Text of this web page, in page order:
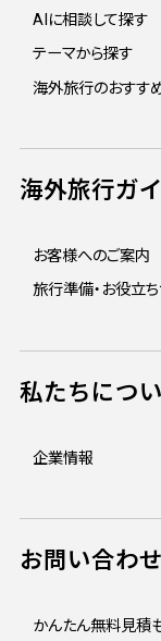
AIに相談して探す
テーマから探す
海外旅行のおすす
海外旅行ガ
お客様へのご案内
旅行準備・お役立
私たちにつ
企業情報
お問い合わせ
かんたん無料見積